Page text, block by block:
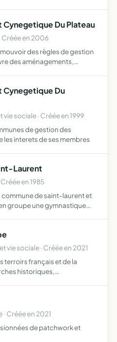
Du Plateau
Créée en 2006
des règles de gestion
des aménagements,
Du
vie sociale · Créée en 1999
de gestion des
interets de ses membres
Laurent
en 1985
commune de saint-laurent et
groupe une gymnastique
vie sociale · Créée en 2021
terroirs français et de la
historiques,
Créée en 2021
de patchwork et